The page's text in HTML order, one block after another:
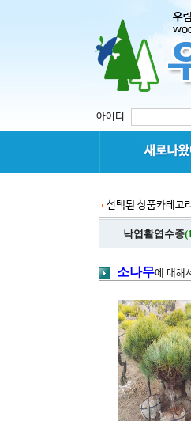
아이디
선택된 상품카테고
낙엽활엽수종
소나무에 대해